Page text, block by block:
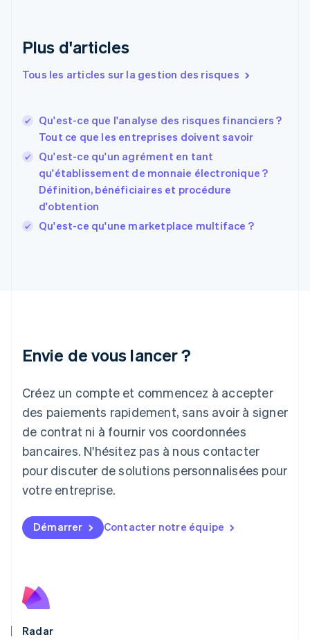
Plus d'articles
Tous les articles sur la gestion des risques
Qu'est-ce que l'analyse des risques financiers ?
Tout ce que les entreprises doivent savoir
Qu'est-ce qu'un agrément en tant
qu'établissement de monnaie électronique ?
Définition, bénéficiaires et procédure
d'obtention
Qu'est-ce qu'une marketplace multiface ?
Envie de vous lancer ?
Créez un compte et commencez à accepter
des paiements rapidement, sans avoir à signer
de contrat ni à fournir vos coordonnées
bancaires. N'hésitez pas à nous contacter
pour discuter de solutions personnalisées pour
votre entreprise.
Démarrer Contacter notre équipe
Radar
Español English
English
Finlande
EnglishSvenska
Français English
Gibraltar
English
Grèce
Hongrie
日本語 English
English
Liechtenstein
Deutsch English
Lituanie
English
Luxembourg
FrançaisDeutschEnglish
Malaisie
Malte
English
Mexique
Nouvelle-Zélande
English
Pays-Bas